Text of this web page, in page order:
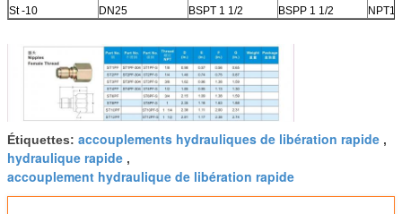
St -10
DN25 BSPT 1 1/2 BSPP 1 1/2 NPT1
Étiquettes: accouplements hydrauliques de libération rapide ,
hydraulique rapide ,
accouplement hydraulique de libération rapide